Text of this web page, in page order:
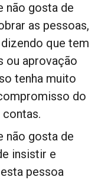
não gosta de
as pessoas,
que tem
ou aprovação
tenha muito
do
não gosta de
insistir e
pessoa